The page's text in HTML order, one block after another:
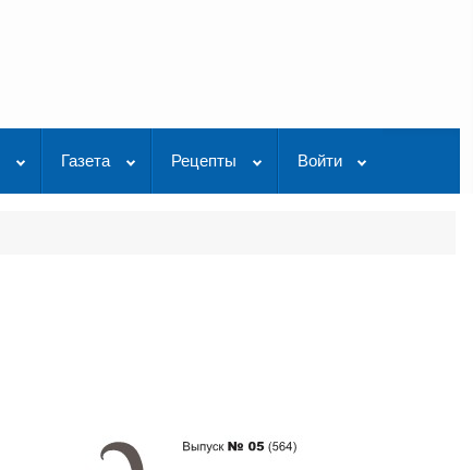
Газета Рецепты Войти